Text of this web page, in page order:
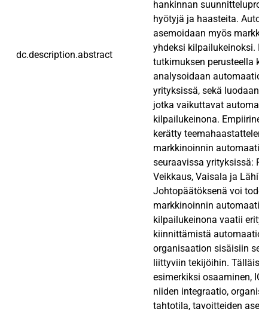
dc.description.abstract
hankinnan
hyötyjä ja haasteita.
asemoidaan myös
yhdeksi kilpailukeinoksi.
tutkimuksen perusteella
analysoidaan
yrityksissä, sekä luodaan
jotka vaikuttavat
kilpailukeinona.
kerätty
markkinoinnin
seuraavissa yrityksissä:
Veikkaus, Vaisala ja
Johtopäätöksenä voi
markkinoinnin
kilpailukeinona vaatii
kiinnittämistä
organisaation sisäisiin
liittyviin tekijöihin.
esimerkiksi osaaminen,
niiden integraatio,
tahtotila, tavoitteiden